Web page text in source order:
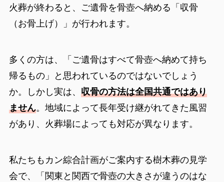
火葬が終わると、ご遺骨を骨壺へ納める「収骨
（お骨上げ）」が行われます。
多くの方は、「ご遺骨はすべて骨壺へ納めて持ち
帰るもの」と思われているのではないでしょう
か。しかし実は、 収骨の方法は全国共通ではあり
ません。地域によって長年受け継がれてきた風習
があり、火葬場によっても対応が異なります。
私たちもカン綜合計画がご案内する樹木葬の見学
会で、「関東と関西で骨壺の大きさが違うのはな